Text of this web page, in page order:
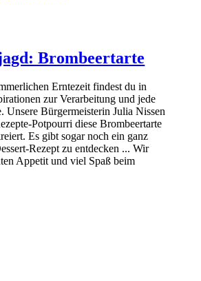
Brombeertarte
Erntezeit findest du in
zur Verarbeitung und jede
Unsere Bürgermeisterin Julia Nissen
Potpourri diese Brombeertarte
Es gibt sogar noch ein ganz
Rezept zu entdecken ... Wir
Appetit und viel Spaß beim